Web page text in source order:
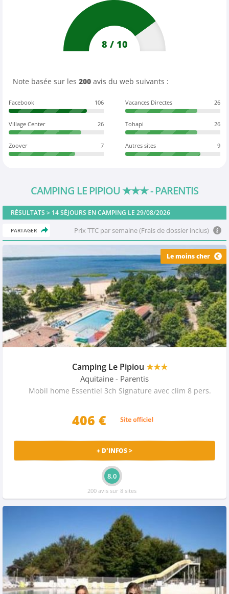
8 / 10
Note basée sur les 200 avis du web suivants :
Facebook 106 Vacances Directes 26
Village Center 26 Tohapi 26
Zoover 7 Autres sites 9
CAMPING LE PIPIOU ★★★- PARENTIS
RÉSULTATS > 14SÉJOURS EN CAMPING LE 29/08/2026
PARTAGER Prix TTC par semaine (Frais de dossier inclus)
Le moins cher
Camping Le Pipiou ★★★
Aquitaine - Parentis
Mobil home Essentiel 3ch Signature avec clim 8 pers.
406 €
+ D'INFOS >
8.0
200 avis sur 8 sites